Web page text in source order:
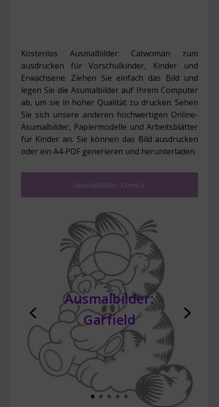
Kostenlos Ausmalbilder: Catwoman zum
ausdrucken für Vorschulkinder, Kinder und
Erwachsene. Ziehen Sie einfach das Bild und
legen Sie die Asumalbilder auf Ihrem Computer
ab, um sie in hoher Qualität zu drucken. Sehen
Sie sich unsere anderen hochwertigen Online-
Asumalbilder, Papiermodelle und Arbeitsblätter
für Kinder an. Sie können das Bild ausdrucken
oder ein A4-PDF generieren und herunterladen.
Ausmalbilder: Comics
Ausmalbilder:
Garfield